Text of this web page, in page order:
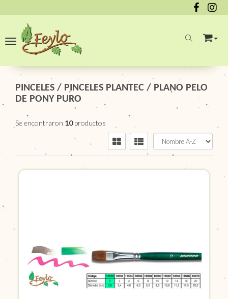
Toggle navigation
PINCELES / PINCELES PLANTEC / PLANO PELO
DE PONY PURO
Se encontraron 10productos